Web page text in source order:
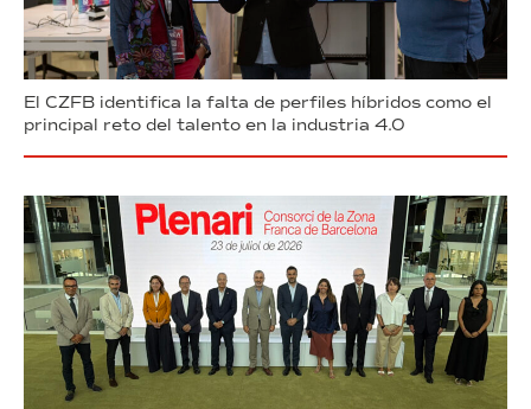
El CZFB identifica la falta de perfiles híbridos como el
principal reto del talento en la industria 4.0